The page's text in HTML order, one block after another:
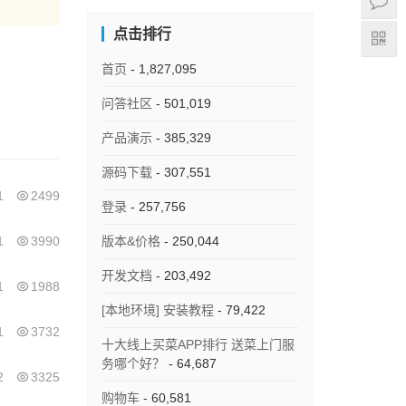
2499
3990
1988
3732
3325
点击排行
首页 - 1,827,095
问答社区 - 501,019
产品演示 - 385,329
源码下载 - 307,551
登录 - 257,756
版本&价格 - 250,044
开发文档 - 203,492
[本地环境] 安装教程 - 79,422
十大线上买菜APP排行 送菜上门服
务哪个好？
- 64,687
购物车 - 60,581